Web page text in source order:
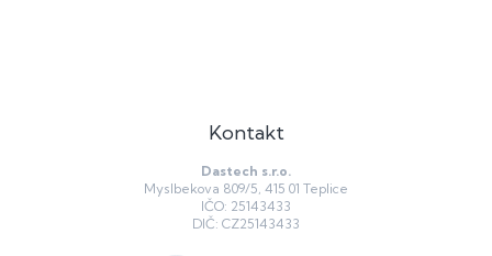
Kontakt
Dastech s.r.o.
Myslbekova 809/5, 415 01 Teplice
IČO: 25143433
DIČ: CZ25143433